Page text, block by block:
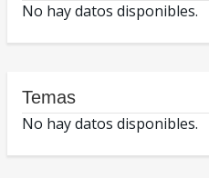
No hay datos disponibles.
Temas
No hay datos disponibles.